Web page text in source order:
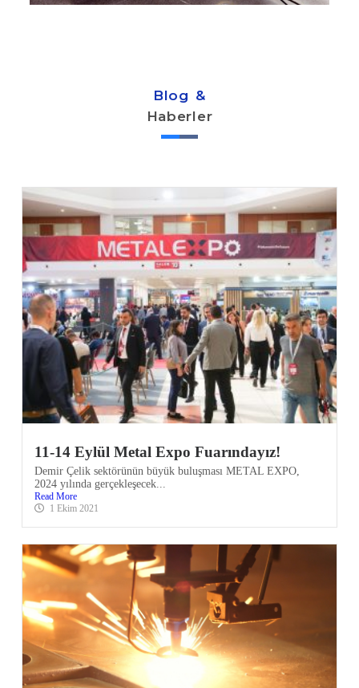
Blog &
Haberler
11-14 Eylül Metal Expo Fuarındayız!
Demir Çelik sektörünün büyük buluşması METAL EXPO,
2024 yılında gerçekleşecek...
Read More
1 Ekim 2021